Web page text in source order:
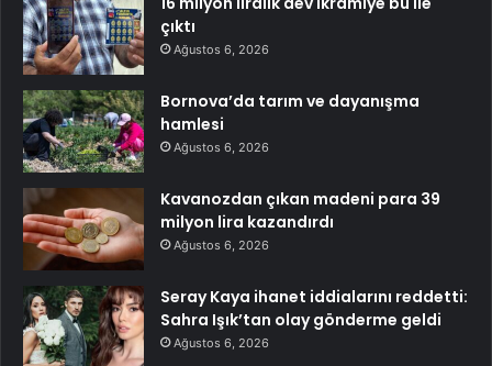
çıktı
Ağustos 6, 2026
Bornova’da tarım ve dayanışma
hamlesi
Ağustos 6, 2026
Kavanozdan çıkan madeni para 39
milyon lira kazandırdı
Ağustos 6, 2026
Seray Kaya ihanet iddialarını reddetti:
Sahra Işık’tan olay gönderme geldi
Ağustos 6, 2026